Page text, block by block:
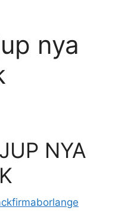
nya
NYA